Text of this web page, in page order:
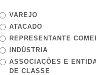
VAREJO
ATACADO
REPRESENTANTE
INDÚSTRIA
ASSOCIAÇÕES E
DE CLASSE